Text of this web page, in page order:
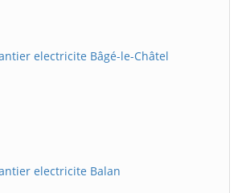
electricite Bâgé-le-Châtel
electricite Balan